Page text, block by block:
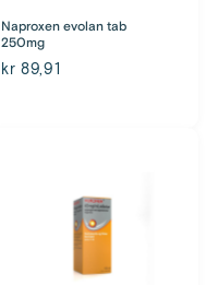
Naproxen evolan tab
250mg
kr 89,91